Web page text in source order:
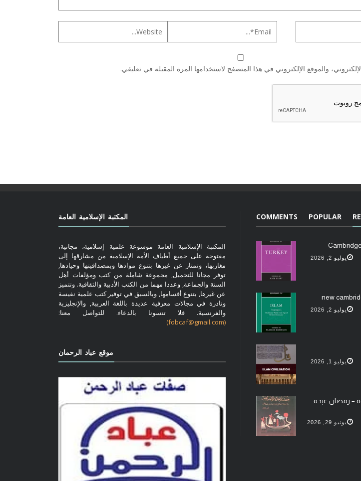
والموقع الإلكتروني في هذا المتصفح لاستخدامها المرة المقبلة في تعليقي.
المكتبة الإسلامية العامة
المكتبة الإسلامية العامة موسوعة علمية إسلامية، مجانية،
مفتوحة على جميع أطياف الأمة الإسلامية من مشارقها إلى
مغاربها، وتمتاز عن غيرها بتنوع موادها وبمصداقيتها وحيادها,
توفر مجانا للتحميل, مجموعة شاملة من كتب ومؤلفات أهل
السنة والجماعة, وعددا مهما من الكتب الأدبية والثقافية. وتتميز
عن غيرها, بتنوع أقسامها, وبالسبق في توفير كتب علمية نفيسة
ونادرة في مجالات معرفية عديدة باللغة العربية, والإنجليزية
والفرنسية. فلا تنسونا بالدعاء. للتواصل معنا:
(fobcaf@gmail.com)
موقع عباد الرحمان
POPULAR
COMMENTS
يوليو 2, 2026
new
يوليو 2, 2026
يوليو 1, 2026
– رمضان عبده
يونيو 29, 2026